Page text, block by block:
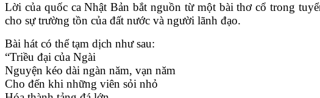
Lời của quốc ca Nhật Bản bắt nguồn từ một bài thơ cổ trong
cho sự trường tồn của đất nước và người lãnh đạo.
Bài hát có thể tạm dịch như sau:
“Triều đại của Ngài
Nguyện kéo dài ngàn năm, vạn năm
Cho đến khi những viên sỏi nhỏ